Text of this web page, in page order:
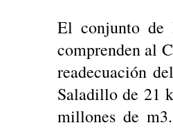
El conjunto de
comprenden al
readecuación
Saladillo de 21
millones de